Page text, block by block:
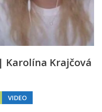
Karolína Krajčová
VIDEO